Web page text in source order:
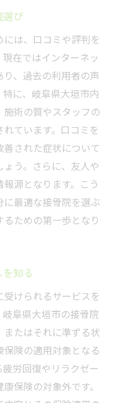
保険を賢く使う秘
ェック
ションの重要性
健康維持
解する
の受け方
賢く活用しよう
骨院の探し方
情報
ッフの有無
接骨院の条件
バランス
選び
は、口コミや評判を
在ではインターネッ
り、過去の利用者の声
に、岐阜県大垣市内
術の質やスタッフの
ています。口コミを
された症状について
う。さらに、友人や
源となります。こう
に最適な接骨院を選ぶ
ための第一歩となり
知る
けられるサービスを
阜県大垣市の接骨院
たはそれに準ずる状
険の適用対象となる
労回復やリラクゼー
保険の対象外です。